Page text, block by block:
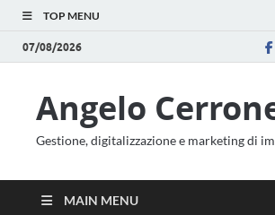
TOP MENU
07/08/2026
Angelo
Gestione, digitalizzazione e marketing di
MAIN MENU